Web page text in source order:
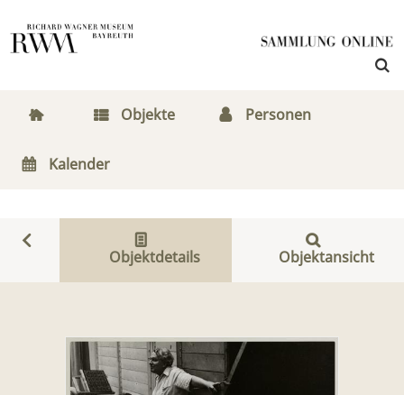
Objekte Personen
Kalender
Objektdetails Objektansicht